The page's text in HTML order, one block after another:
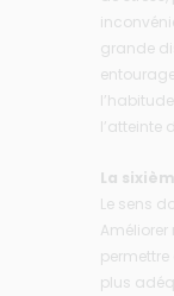
grande
l’atteinte
La
Le sens
plus